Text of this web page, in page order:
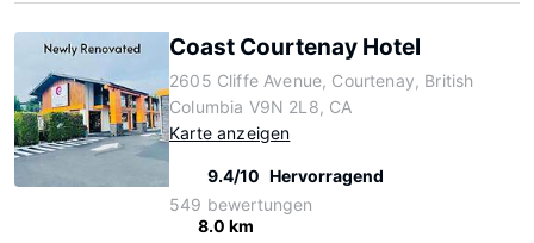
Coast Courtenay Hotel
2605 Cliffe Avenue, Courtenay, British
Columbia V9N 2L8, CA
Karte anzeigen
9.4/10 Hervorragend
549 bewertungen
8.0 km